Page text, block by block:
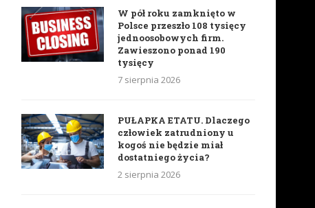
W pół roku zamknięto w
Polsce przeszło 108 tysięcy
jednoosobowych firm.
Zawieszono ponad 190
tysięcy
7 sierpnia 2026
PUŁAPKA ETATU. Dlaczego
człowiek zatrudniony u
kogoś nie będzie miał
dostatniego życia?
2 sierpnia 2026